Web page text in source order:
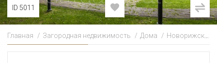
ID 5011
Главная Загородная недвижимость Дома Новорижское